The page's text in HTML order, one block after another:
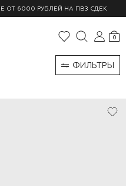
ОТ 6000 РУБЛЕЙ НА ПВЗ СДЕК
0
ФИЛЬТРЫ